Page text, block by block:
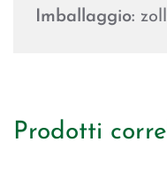
Imballaggio:
Prodotti